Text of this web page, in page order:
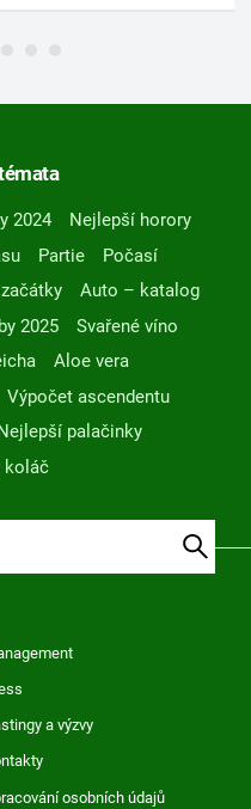
2024
Nejlepší horory
Partie
Počasí
Auto – katalog
2025
Svařené víno
Aloe vera
Výpočet ascendentu
palačinky
koláč
a výzvy
osobních údajů